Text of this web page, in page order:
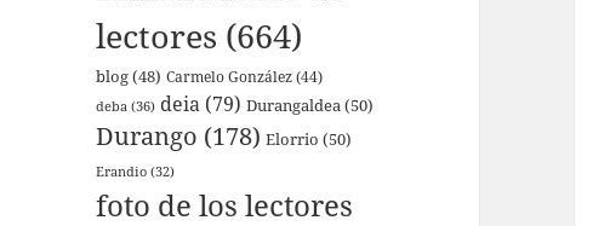
lectores (664)
blog(48) Carmelo González(44)
deba (36) deia (79) Durangaldea(50)
Durango (178) Elorrio (50)
Erandio (32)
foto de los lectores